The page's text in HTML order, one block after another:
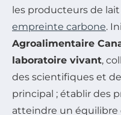
les producteurs de
empreinte carbone.
Agroalimentaire
laboratoire vivant,
des scientifiques et
principal ; établir des
atteindre un équilibre